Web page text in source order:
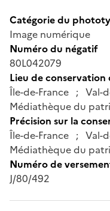
Catégorie du
Image numérique
Numéro du négatif
80L042079
Lieu de conservation
Île-de-France ; Val-
Médiathèque du
Précision sur la
Île-de-France ; Val-
Médiathèque du
Numéro de
J/80/492